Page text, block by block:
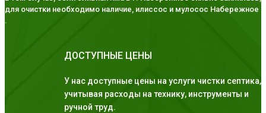
для очистки необходимо наличие, илиссос и мулосос Набережное
.
ДОСТУПНЫЕ ЦЕНЫ
У нас доступные цены на услуги чистки септика,
учитывая расходы на технику, инструменты и
ручной труд.